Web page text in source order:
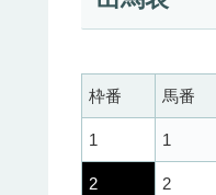
枠番 馬番
1 1
2 2